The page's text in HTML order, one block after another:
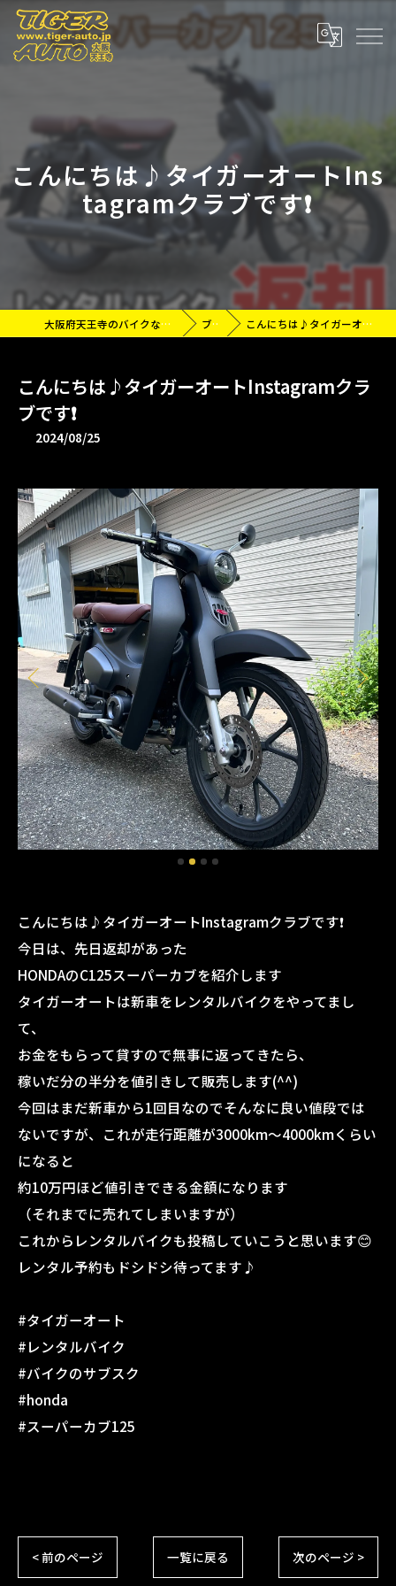
こんにちは♪タイガーオートIns
tagramクラブです❗️
大阪府天王寺のバイクなら有限会社タイガーオート ブログ こんにちは♪タイガーオートInstagramクラブです❗️
こんにちは♪タイガーオートInstagramクラ
ブです❗️
2024/08/25
こんにちは♪タイガーオートInstagramクラブです❗️
今日は、先日返却があった
HONDAのC125スーパーカブを紹介します
タイガーオートは新車をレンタルバイクをやってまし
て、
お金をもらって貸すので無事に返ってきたら、
稼いだ分の半分を値引きして販売します(^^)
今回はまだ新車から1回目なのでそんなに良い値段では
ないですが、これが走行距離が3000km〜4000kmくらい
になると
約10万円ほど値引きできる金額になります
（それまでに売れてしまいますが）
これからレンタルバイクも投稿していこうと思います😊
レンタル予約もドシドシ待ってます♪
#タイガーオート
#レンタルバイク
#バイクのサブスク
#honda
#スーパーカブ125
< 前のページ 一覧に戻る 次のページ >